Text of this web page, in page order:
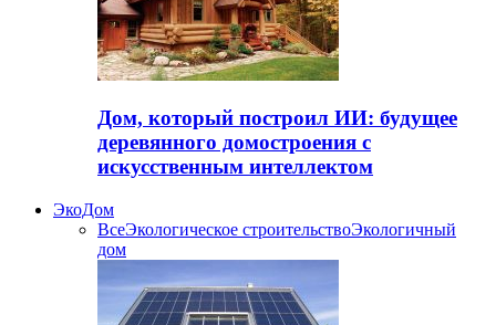
Дом, который построил ИИ: будущее
деревянного домостроения с
искусственным интеллектом
ЭкоДом
ВсеЭкологическое строительствоЭкологичный
дом